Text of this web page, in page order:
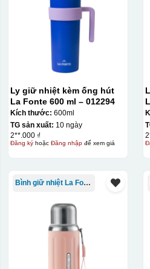
Bước 3: Xếp sản phẩm sau
nung ở nhiệt độ 700-800 độ
lại mực in logo dính chết lên
Ly giữ nhiệt kèm ống hút
La Fonte 600 ml – 012294
Kích thước: 600ml
TG sản xuất: 10 ngày
2**.000 ₫
Đăng kýhoặc Đăng nhậpđể xem giá
La
Bình giữ nhiệt La Fonte